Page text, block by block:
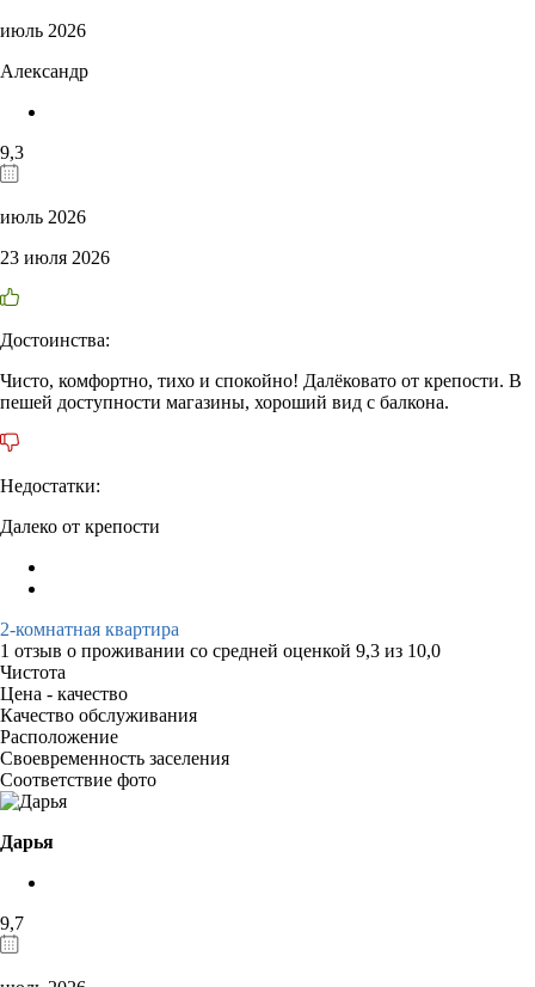
июль 2026
Александр
9,3
июль 2026
23 июля 2026
Достоинства:
Чисто, комфортно, тихо и спокойно! Далёковато от крепости. В
пешей доступности магазины, хороший вид с балкона.
Недостатки:
Далеко от крепости
2-комнатная квартира
1 отзыв о проживании со средней оценкой 9,3 из 10,0
Чистота
Цена - качество
Качество обслуживания
Расположение
Своевременность заселения
Соответствие фото
Дарья
9,7